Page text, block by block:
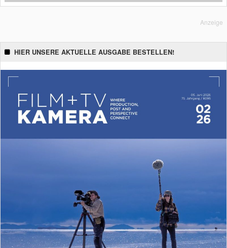
Anzeige
HIER UNSERE AKTUELLE AUSGABE BESTELLEN!